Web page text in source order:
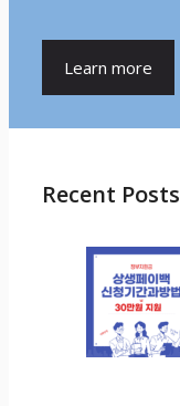
Learn more
Recent Posts